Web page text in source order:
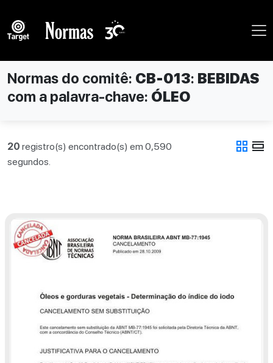
Normas do comitê: CB-013: BEBIDAS
com a palavra-chave: ÓLEO
20 registro(s) encontrado(s) em 0,590
segundos.
grid_view view_day